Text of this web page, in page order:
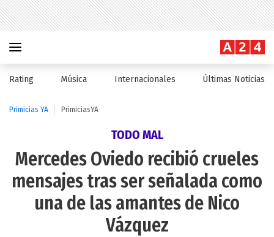
Rating Música Internacionales Últimas Noticias
Primicias YA PrimiciasYA
TODO MAL
Mercedes Oviedo recibió crueles
mensajes tras ser señalada como
una de las amantes de Nico
Vázquez